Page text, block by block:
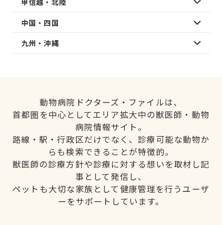
中国・四国
九州・沖縄
動物病院ドクターズ・ファイルは、
首都圏を中心としてエリア拡大中の獣医師・動物
病院情報サイト。
路線・駅・行政区だけでなく、診療可能な動物か
らも検索できることが特徴的。
獣医師の診療方針や診療に対する想いを取材し記
事として発信し、
ペットも大切な家族として健康管理を行うユーザ
ーをサポートしています。